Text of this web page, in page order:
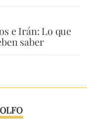
e Irán: Lo que
saber